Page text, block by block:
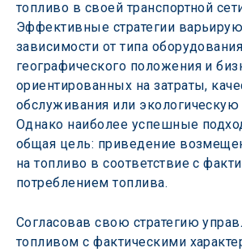
топливо в своей транспортной
Эффективные стратегии
зависимости от типа
географического положения и
ориентированных на затраты,
обслуживания или экологическую
Однако наиболее успешные
общая цель: приведение
на топливо в соответствие с
потреблением топлива.
Согласовав свою стратегию
топливом с фактическими